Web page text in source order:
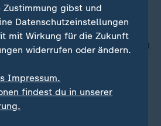
in Pfeffenhausen
in Berlin auch liefern, mahnt
etwa beobachten, ob die
Immerhin stellt man
Innenminister. Der Druck ist
Zustimmung gibst und
Datenschutzeinstellungen
mit Wirkung für die Zukunft
widerrufen oder ändern.
Impressum.
findest du in unserer